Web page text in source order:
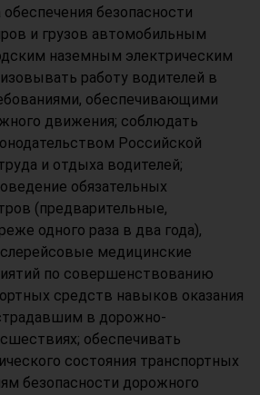
безопасности
и грузов автомобильным
наземным электрическим
работу водителей в
обеспечивающими
движения; соблюдать
Российской
и отдыха водителей;
обязательных
(предварительные,
одного раза в два года),
медицинские
по совершенствованию
средств навыков оказания
в дорожно-
обеспечивать
состояния транспортных
безопасности дорожного